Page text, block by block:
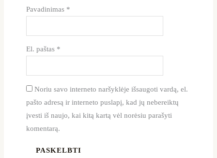
Pavadinimas *
El. paštas *
Noriu savo interneto naršyklėje išsaugoti vardą, el.
pašto adresą ir interneto puslapį, kad jų nebereiktų
įvesti iš naujo, kai kitą kartą vėl norėsiu parašyti
komentarą.